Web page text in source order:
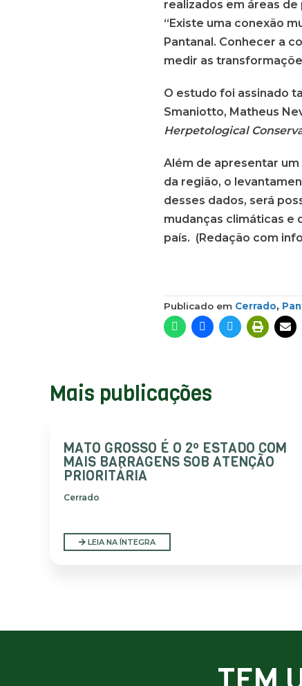
realizados em áreas
“Existe uma conexão
Pantanal. Conhecer a
medir as
O estudo foi assinado
Smaniotto, Matheus
Herpetological
Além de apresentar
da região, o
desses dados, será
mudanças climáticas e
país. (Redação com
Publicado em Cerrado,
Mais publicações
MATO GROSSO É O 2º ESTADO COM
MAIS BARRAGENS SOB ATENÇÃO
PRIORITÁRIA
Cerrado
LEIA NA ÍNTEGRA